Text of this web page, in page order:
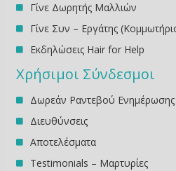
Γίνε Δωρητής Μαλλιών
Γίνε Συν – Εργάτης
Εκδηλώσεις Ηair for Help
Χρήσιμοι Σύνδεσμοι
Δωρεάν Ραντεβού Ενημέρωσης
Διευθύνσεις
Αποτελέσματα
Testimonials – Μαρτυρίες